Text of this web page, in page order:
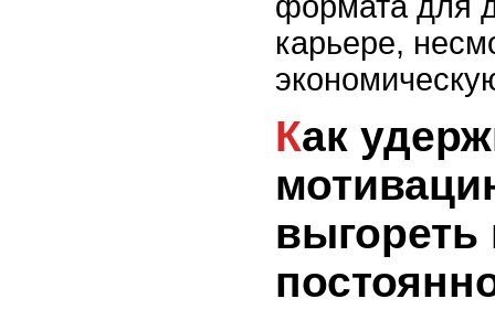
карьере,
Как удерживать
выгореть